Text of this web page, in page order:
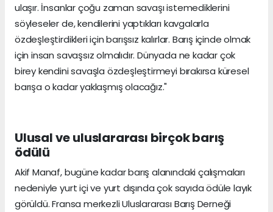
ulaşır. İnsanlar çoğu zaman savaşı istemediklerini
söyleseler de, kendilerini yaptıkları kavgalarla
özdeşleştirdikleri için barışsız kalırlar. Barış içinde olmak
için insan savaşsız olmalıdır. Dünyada ne kadar çok
birey kendini savaşla özdeşleştirmeyi bırakırsa küresel
barışa o kadar yaklaşmış olacağız."
Ulusal ve uluslararası birçok barış
ödülü
Akif Manaf, bugüne kadar barış alanındaki çalışmaları
nedeniyle yurt içi ve yurt dışında çok sayıda ödüle layık
görüldü. Fransa merkezli Uluslararası Barış Derneği